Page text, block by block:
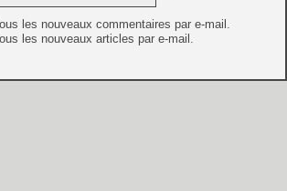
les nouveaux commentaires par e-mail.
les nouveaux articles par e-mail.